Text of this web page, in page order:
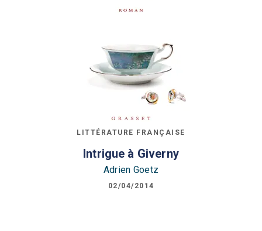
LITTÉRATURE FRANÇAISE
Intrigue à Giverny
Adrien Goetz
02/04/2014